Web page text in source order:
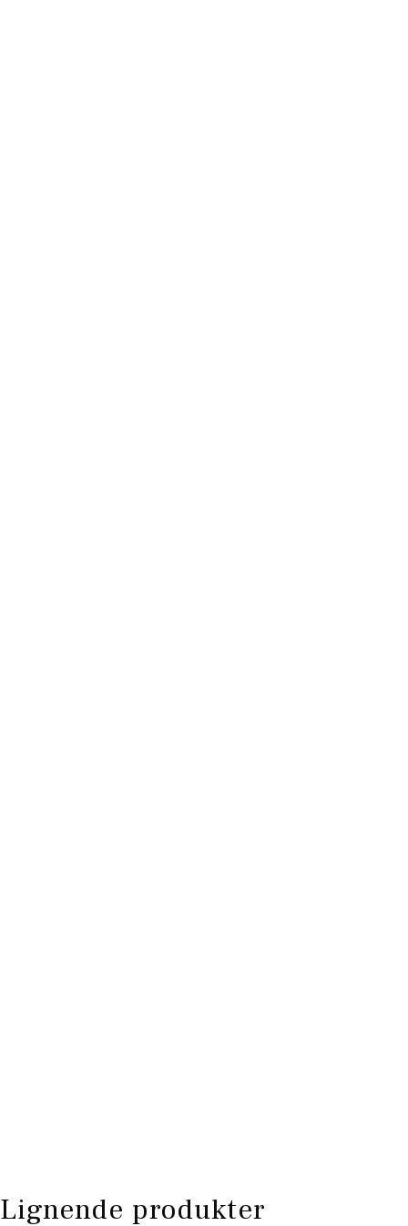
Lignende produkter